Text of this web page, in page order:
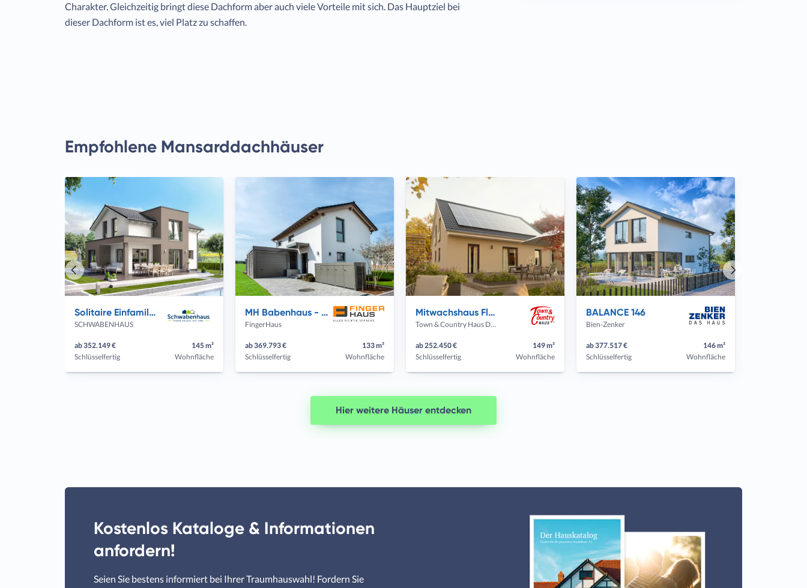
Charakter. Gleichzeitig bringt diese Dachform aber auch viele Vorteile mit sich. Das Hauptziel bei
dieser Dachform ist es, viel Platz zu schaffen.
Empfohlene Mansarddachhäuser
Solitaire Einfamilienhäuser
SCHWABENHAUS
ab 352.149 €
Schlüsselfertig
145 m²
Wohnfläche
MH Babenhaus - TALO 110
FingerHaus
ab 369.793 €
Schlüsselfertig
133 m²
Wohnfläche
Mitwachshaus Flair 148
Town & Country Haus Deutschland
ab 252.450 €
Schlüsselfertig
149 m²
Wohnfläche
BALANCE 146
Bien-Zenker
ab 377.517 €
Schlüsselfertig
146 m²
Wohnfläche
Vorheriges
Haus
Nächstes
Haus
Hier weitere Häuser entdecken
Kostenlos Kataloge & Informationen
anfordern!
Seien Sie bestens informiert bei Ihrer Traumhauswahl! Fordern Sie